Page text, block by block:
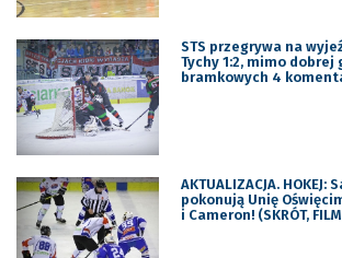
STS przegrywa na
Tychy 1:2, mimo
bramkowych 4
AKTUALIZACJA. HOKEJ:
pokonują Unię
i Cameron! (SKRÓT,